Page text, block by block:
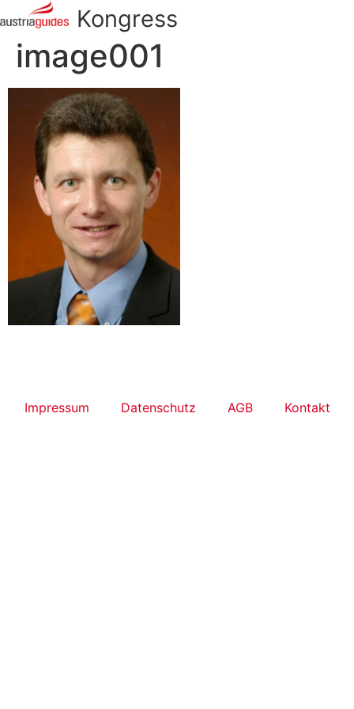
Kongress
image001
Impressum Datenschutz AGB Kontakt